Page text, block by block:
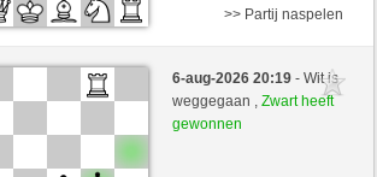
(1187)
side + 8 seconds/move
>> Partij naspelen
6-aug-2026 20:19- Wit is
weggegaan ,Zwart heeft
gewonnen